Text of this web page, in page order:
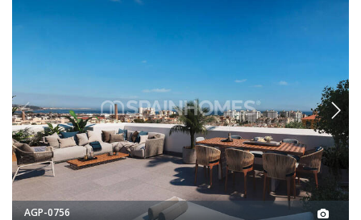
AGP-0756